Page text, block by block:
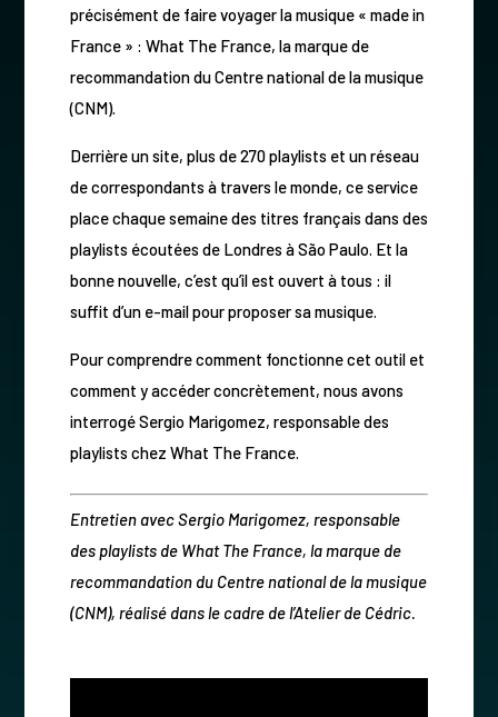
précisément de faire voyager la musique « made in
France » : What The France, la marque de
recommandation du Centre national de la musique
(CNM).
Derrière un site, plus de 270 playlists et un réseau
de correspondants à travers le monde, ce service
place chaque semaine des titres français dans des
playlists écoutées de Londres à São Paulo. Et la
bonne nouvelle, c’est qu’il est ouvert à tous : il
suffit d’un e-mail pour proposer sa musique.
Pour comprendre comment fonctionne cet outil et
comment y accéder concrètement, nous avons
interrogé Sergio Marigomez, responsable des
playlists chez What The France.
Entretien avec Sergio Marigomez, responsable
des playlists de What The France, la marque de
recommandation du Centre national de la musique
(CNM), réalisé dans le cadre de l’Atelier de Cédric.